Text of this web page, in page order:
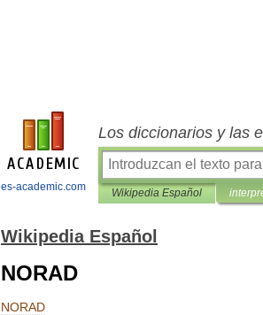
es-academic.com
Los diccionarios y las
Wikipedia Español
Wikipedia Español
NORAD
NORAD